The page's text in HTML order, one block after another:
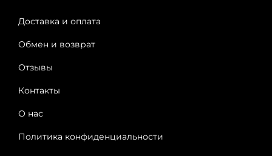
Доставка и оплата
Обмен и возврат
Отзывы
Контакты
О нас
Политика конфиденциальности